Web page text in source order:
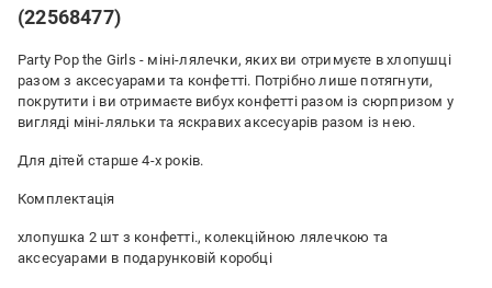
(22568477)
Party Pop the Girls - міні-лялечки, яких ви отримуєте в хлопушці
разом з аксесуарами та конфетті. Потрібно лише потягнути,
покрутити і ви отримаєте вибух конфетті разом із сюрпризом у
вигляді міні-ляльки та яскравих аксесуарів разом із нею.
Для дітей старше 4-х років.
Комплектація
хлопушка 2 шт з конфетті., колекційною лялечкою та
аксесуарами в подарунковій коробці